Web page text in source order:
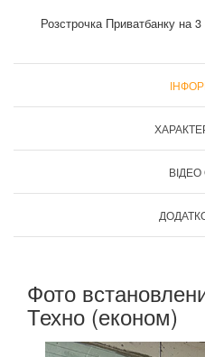
Розстрочка Приватбанку на 3
Фото
Техно (економ)